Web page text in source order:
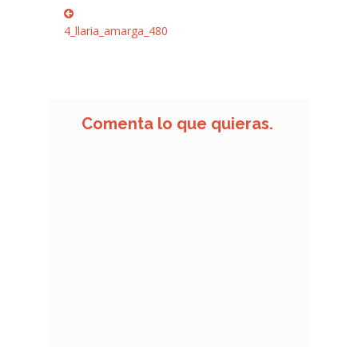
Navegación
deAnterior:
4_llaria_amarga_480
Comenta lo que quieras.